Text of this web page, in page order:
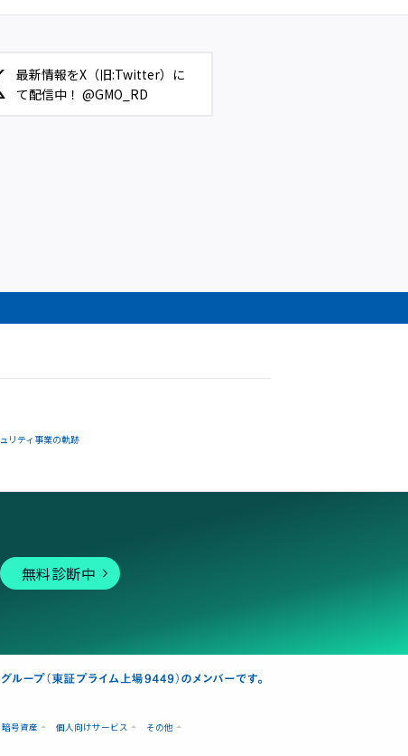
最新情報をX（旧:Twitter）に
て配信中！ @GMO_RD
リティ事業の軌跡
無料診断中
暗号資産 個人向けサービス その他